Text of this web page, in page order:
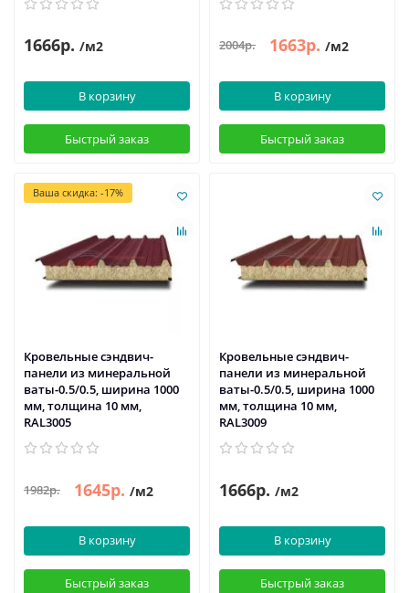
1666р. /м2
В корзину
Быстрый заказ
2004р. 1663р. /м2
В корзину
Быстрый заказ
Ваша скидка: -17%
Кровельные сэндвич-
панели из минеральной
ваты-0.5/0.5, ширина 1000
мм, толщина 10 мм,
RAL3005
1982р. 1645р. /м2
В корзину
Быстрый заказ
Кровельные сэндвич-
панели из минеральной
ваты-0.5/0.5, ширина 1000
мм, толщина 10 мм,
RAL3009
1666р. /м2
В корзину
Быстрый заказ